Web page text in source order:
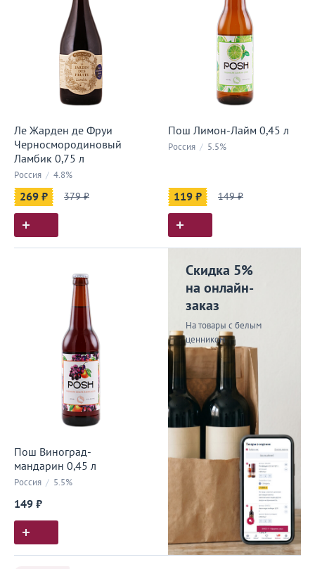
Ле Жарден де Фруи
Черносмородиновый
Ламбик 0,75 л
Россия / 4.8%
269 ₽ 379 ₽
Пош Лимон-Лайм 0,45 л
Россия / 5.5%
119 ₽ 149 ₽
Пош Виноград-
мандарин 0,45 л
Россия / 5.5%
149 ₽
Скидка 5%
на онлайн-
заказ
На товары с белым
ценником